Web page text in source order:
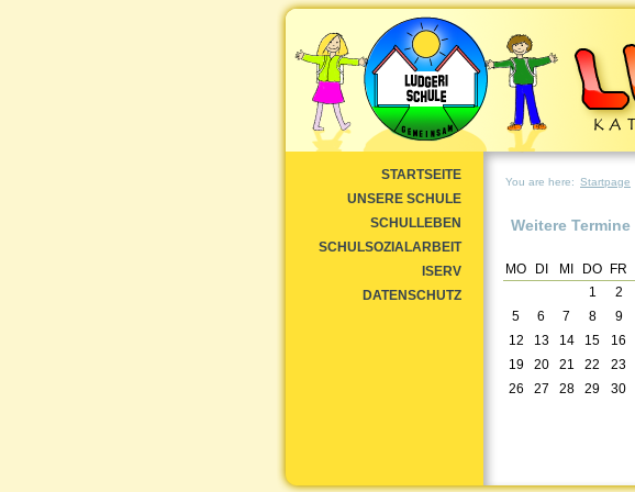
STARTSEITE
UNSERE SCHULE
SCHULLEBEN
SCHULSOZIALARBEIT
ISERV
DATENSCHUTZ
You are here: Startpage
Weitere Termine
MO DI MI DO FR
1
2
5
6 7 8 9
12
13 14 15 16
19
20 21 22 23
26
27 28 29 30